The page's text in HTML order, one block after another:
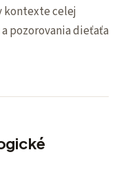
celej
pozorovania dieťaťa